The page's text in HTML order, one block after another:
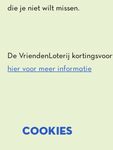
die je niet wilt missen.
De VriendenLoterij
hier voor meer informatie
COOKIES